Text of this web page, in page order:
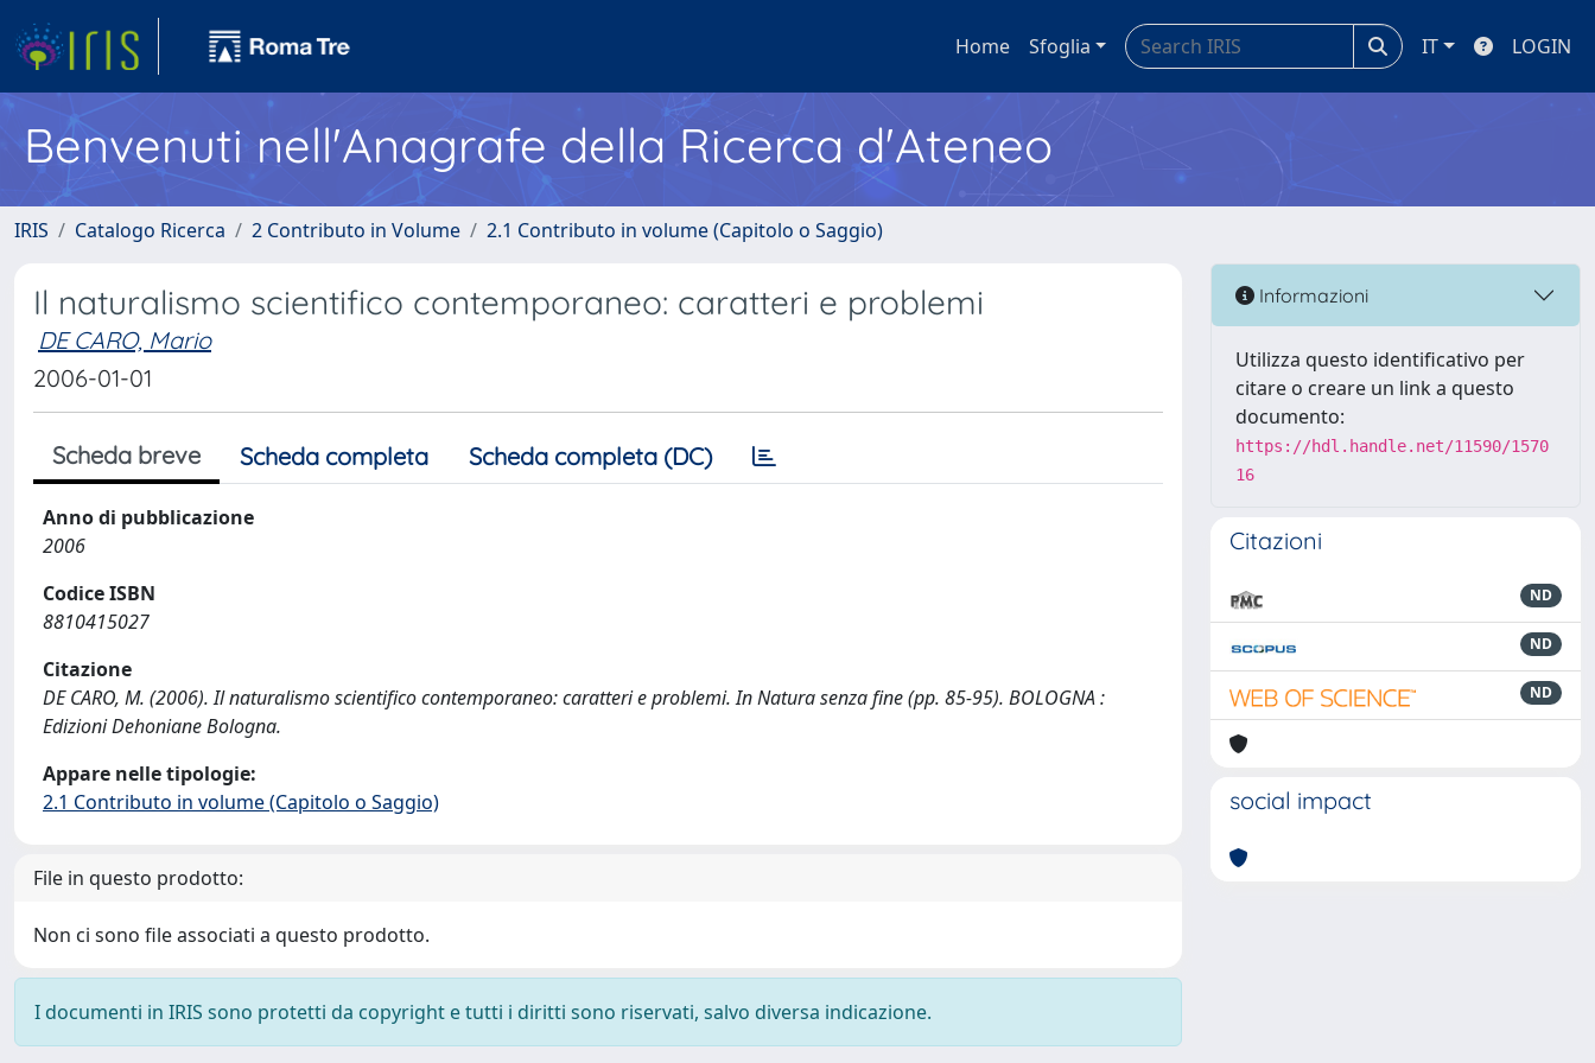
Home Sfoglia IT LOGIN
Benvenuti nell'Anagrafe della Ricerca d'Ateneo
IRIS Catalogo Ricerca 2 Contributo in Volume 2.1 Contributo in volume (Capitolo o Saggio)
Il naturalismo scientifico contemporaneo: caratteri e problemi
DE CARO, Mario
2006-01-01
Scheda breve Scheda completa Scheda completa (DC)
Anno di pubblicazione
2006
Codice ISBN
8810415027
Citazione
DE CARO, M. (2006). Il naturalismo scientifico contemporaneo: caratteri e problemi. In Natura senza fine (pp. 85-95). BOLOGNA :
Edizioni Dehoniane Bologna.
Appare nelle tipologie:
2.1 Contributo in volume (Capitolo o Saggio)
File in questo prodotto:
Non ci sono file associati a questo prodotto.
I documenti in IRIS sono protetti da copyright e tutti i diritti sono riservati, salvo diversa indicazione.
Informazioni
Utilizza questo identificativo per
citare o creare un link a questo
documento:
https://hdl.handle.net/11590/1570
16
Citazioni
ND
ND
ND
social impact